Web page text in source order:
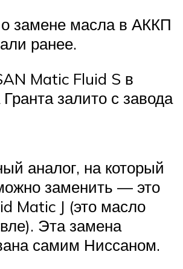
замене масла в АККП
ранее.
Matic Fluid S в
залито с завода
аналог, на который
заменить — это
Matic J (это масло
Эта замена
самим Ниссаном.